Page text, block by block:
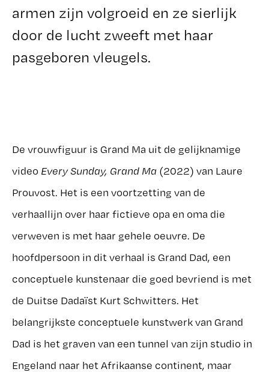
armen zijn volgroeid en ze sierlijk
door de lucht zweeft met haar
pasgeboren vleugels.
De vrouwfiguur is Grand Ma uit de gelijknamige
video Every Sunday, Grand Ma (2022) van Laure
Prouvost. Het is een voortzetting van de
verhaallijn over haar fictieve opa en oma die
verweven is met haar gehele oeuvre. De
hoofdpersoon in dit verhaal is Grand Dad, een
conceptuele kunstenaar die goed bevriend is met
de Duitse Dadaïst Kurt Schwitters. Het
belangrijkste conceptuele kunstwerk van Grand
Dad is het graven van een tunnel van zijn studio in
Engeland naar het Afrikaanse continent, maar